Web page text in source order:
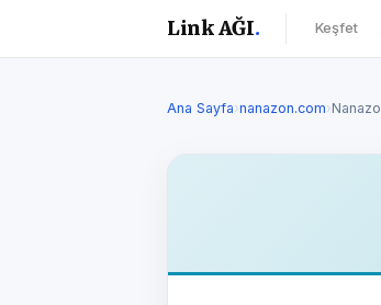
Link AĞI. Keşfet
Ana Sayfa›nanazon.com›